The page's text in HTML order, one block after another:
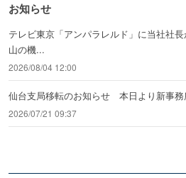
お知らせ
テレビ東京「アンパラレルド」に当社社
山の機...
2026/08/04 12:00
仙台支局移転のお知らせ 本日より新事務
2026/07/21 09:37